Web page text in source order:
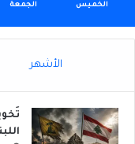
الخميس الجمعة
الأشهر